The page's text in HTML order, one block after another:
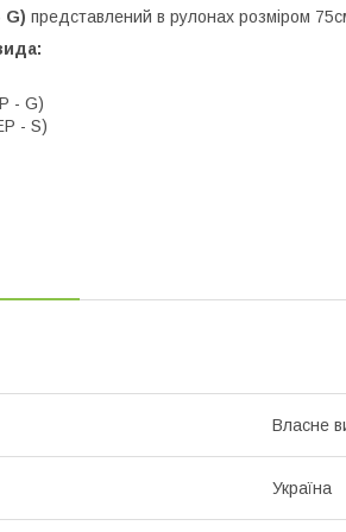
G) представлений в рулонах розміром
три вида:
- G)
- S)
Власне
Україна